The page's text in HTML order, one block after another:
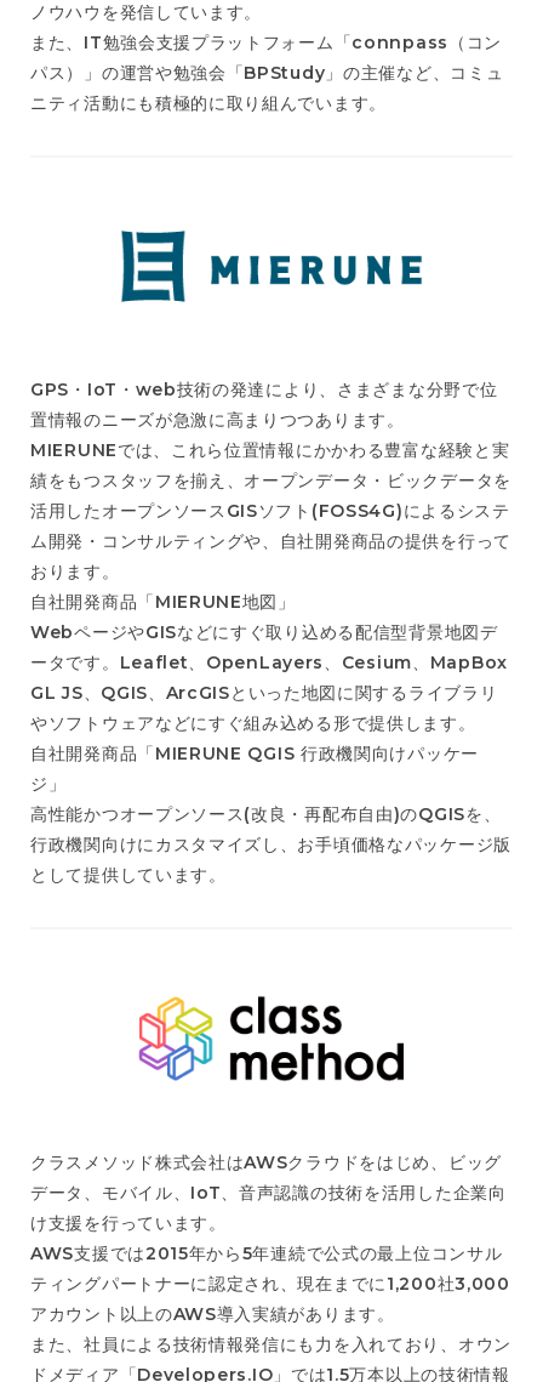
ノウハウを発信しています。
また、IT勉強会支援プラットフォーム「connpass（コン
パス）」の運営や勉強会「BPStudy」の主催など、コミュ
ニティ活動にも積極的に取り組んでいます。
GPS・IoT・web技術の発達により、さまざまな分野で位
置情報のニーズが急激に高まりつつあります。
MIERUNEでは、これら位置情報にかかわる豊富な経験と実
績をもつスタッフを揃え、オープンデータ・ビックデータを
活用したオープンソースGISソフト(FOSS4G)によるシステ
ム開発・コンサルティングや、自社開発商品の提供を行って
おります。
自社開発商品「MIERUNE地図」
WebページやGISなどにすぐ取り込める配信型背景地図デ
ータです。Leaflet、OpenLayers、Cesium、MapBox
GL JS、QGIS、ArcGISといった地図に関するライブラリ
やソフトウェアなどにすぐ組み込める形で提供します。
自社開発商品「MIERUNE QGIS 行政機関向けパッケー
ジ」
高性能かつオープンソース(改良・再配布自由)のQGISを、
行政機関向けにカスタマイズし、お手頃価格なパッケージ版
として提供しています。
クラスメソッド株式会社はAWSクラウドをはじめ、ビッグ
データ、モバイル、IoT、音声認識の技術を活用した企業向
け支援を行っています。
AWS支援では2015年から5年連続で公式の最上位コンサル
ティングパートナーに認定され、現在までに1,200社3,000
アカウント以上のAWS導入実績があります。
また、社員による技術情報発信にも力を入れており、オウン
ドメディア「Developers.IO」では1.5万本以上の技術情報